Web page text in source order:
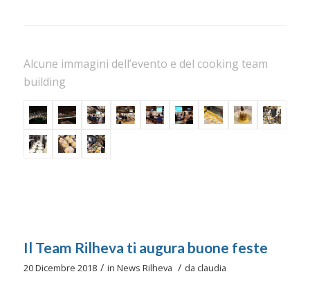
Alcune immagini dell’evento e del cooking team
building
Il Team Rilheva ti augura buone feste
20 Dicembre 2018 / in News Rilheva / da claudia